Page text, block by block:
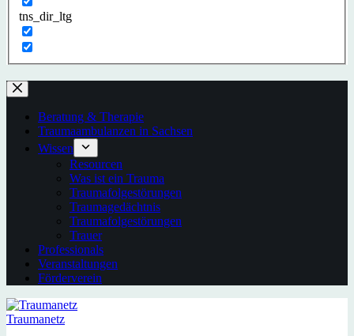
tns_dir_ltg
Beratung & Therapie
Traumaambulanzen in Sachsen
Wissen
Resourcen
Was ist ein Trauma
Traumafolgestörungen
Traumagedächtnis
Traumafolgestörungen
Trauer
Professionals
Veranstaltungen
Förderverein
Traumanetz